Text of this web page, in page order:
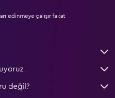
edinmeye çalışır fakat
değil?